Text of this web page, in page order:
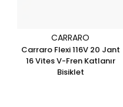
CARRARO
Carraro Flexi 116V 20 Jant
16 Vites V-Fren Katlanır
Bisiklet